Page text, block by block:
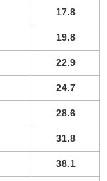
17.8
19.8
22.9
24.7
28.6
31.8
38.1